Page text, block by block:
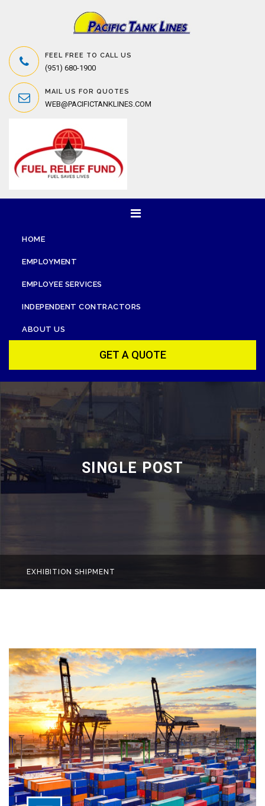
FEEL FREE TO CALL US
(951) 680-1900
MAIL US FOR QUOTES
WEB@PACIFICTANKLINES.COM
HOME
EMPLOYMENT
EMPLOYEE SERVICES
INDEPENDENT CONTRACTORS
ABOUT US
GET A QUOTE
SINGLE POST
EXHIBITION SHIPMENT